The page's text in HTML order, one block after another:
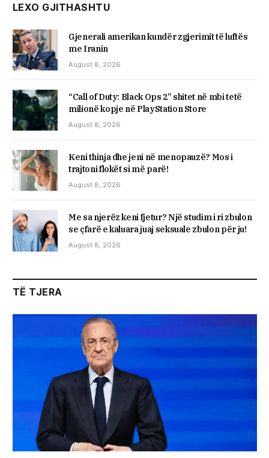
LEXO GJITHASHTU
Gjenerali amerikan kundër zgjerimit të luftës
me Iranin
August 8, 2026
“Call of Duty: Black Ops 2” shitet në mbi tetë
milionë kopje në PlayStation Store
August 8, 2026
Keni thinja dhe jeni në menopauzë? Mos i
trajtoni flokët si më parë!
August 8, 2026
Me sa njerëz keni fjetur? Një studim i ri zbulon
se çfarë e kaluara juaj seksuale zbulon për ju!
August 8, 2026
TË TJERA